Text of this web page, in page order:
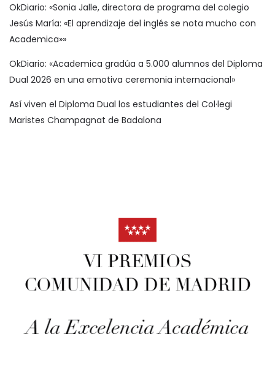
OkDiario: «Sonia Jalle, directora de programa del colegio
Jesús María: «El aprendizaje del inglés se nota mucho con
Academica»»
OkDiario: «Academica gradúa a 5.000 alumnos del Diploma
Dual 2026 en una emotiva ceremonia internacional»
Así viven el Diploma Dual los estudiantes del Col·legi
Maristes Champagnat de Badalona